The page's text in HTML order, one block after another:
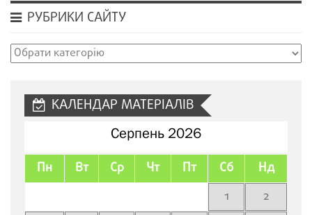
РУБРИКИ САЙТУ
Рубрики
КАЛЕНДАР МАТЕРІАЛІВ
Серпень 2026
Пн Вт Ср Чт Пт Сб Нд
1
2